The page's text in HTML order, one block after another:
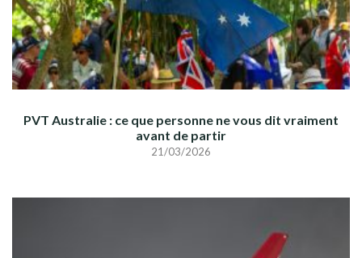
PVT Australie : ce que personne ne vous dit vraiment
avant de partir
21/03/2026